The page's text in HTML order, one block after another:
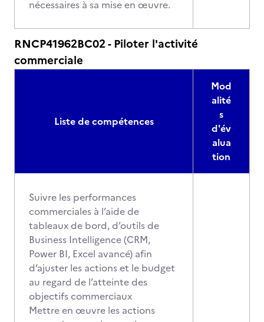
nécessaires à sa mise en œuvre.
RNCP41962BC02 - Piloter l'activité
commerciale
Liste de compétences
Mod
alité
s
d'év
alua
tion
Suivre les performances
commerciales à l’aide de
tableaux de bord, d’outils de
Business Intelligence (CRM,
Power BI, Excel avancé) afin
d’ajuster les actions et le budget
au regard de l’atteinte des
objectifs commerciaux
Mettre en œuvre les actions